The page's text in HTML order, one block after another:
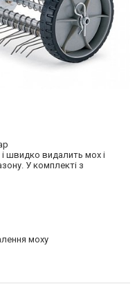
швидко видалить мох і
У комплекті з
моху